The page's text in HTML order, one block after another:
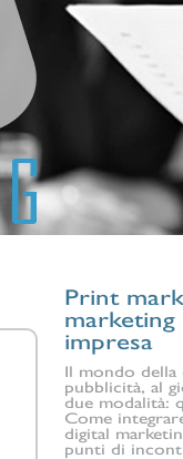
Print
marketing
impresa
Il mondo
pubblicità, al
due modalità:
Come
digital
punti di